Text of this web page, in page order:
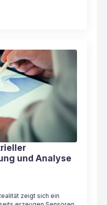
und Analyse
zeigt sich ein